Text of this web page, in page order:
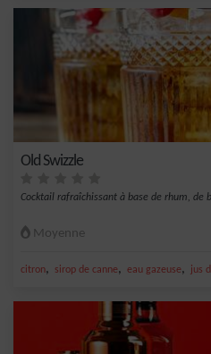
Old Swizzle
Cocktail rafraîchissant à base de rhum, de
Moyenne
citron, sirop de canne, eau gazeuse, jus